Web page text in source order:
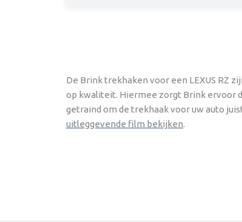
De Brink trekhaken voor een LEXUS RZ
op kwaliteit. Hiermee zorgt Brink ervoor
getraind om de trekhaak voor uw auto
uitleggevende film bekijken.